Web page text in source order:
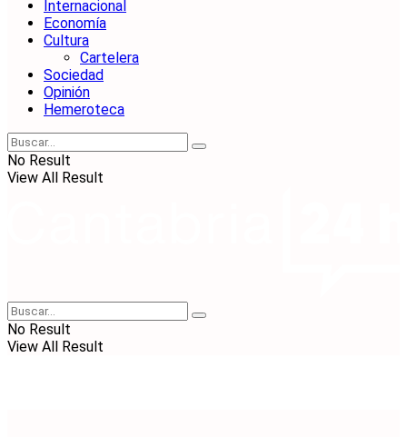
Internacional
Economía
Cultura
Cartelera
Sociedad
Opinión
Hemeroteca
No Result
View All Result
No Result
View All Result